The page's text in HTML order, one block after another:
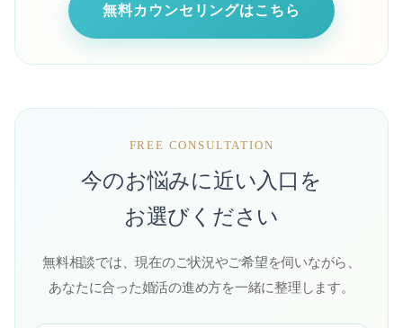
無料カウンセリングはこちら
FREE CONSULTATION
今のお悩みに近い入口を
お選びください
無料相談では、現在のご状況やご希望を伺いながら、
あなたに合った婚活の進め方を一緒に整理します。